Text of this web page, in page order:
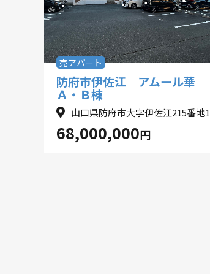
売アパート
防府市伊佐江 アムール華
Ａ・Ｂ棟
山口県防府市大字伊佐江215番地1
68,000,000円